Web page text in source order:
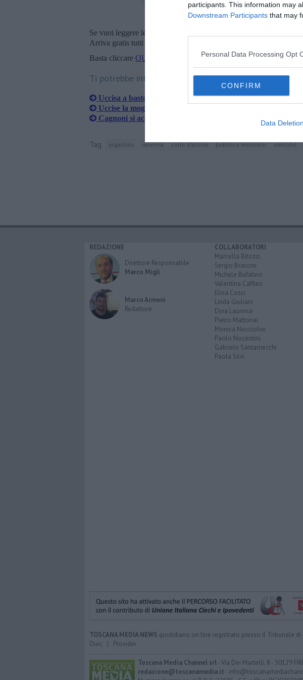
participants. This information may
Downstream Participants that may
Personal Data Processing Opt
CONFIRM
Data Deletion
Se vuoi leggere le notizie principali della Toscana iscriviti alla
Arriva gratis tutti i giorni alle 20:00 direttamente nella tua casella di
Basta cliccare QUI
Ti potrebbe interessare anche:
Uccisa a bastonate, Cagnoni nega tutte le accuse
Uccise la moglie, la pm: "E' stata una mattanza"
Cagnoni si accascia davanti al video della morte
Tag ergastolo ravenna corte d'assise pubblico ministero omicidio
REDAZIONE
Direttore Responsabile
Marco Migli
Marco Armeni
Redattore
COLLABORATORI
Marcella Bitozzi
Sergio Braccini
Michele Bufalino
Valentina Caffieri
Elisa Cosci
Linda Giuliani
Dina Laurenzi
Pietro Mattonai
Monica Nocciolini
Paolo Nocentini
Gabriele Santarnecchi
Paola Silvi
TOSCANA MEDIA NEWS quotidiano on line registrato presso il Tribunale di
Durc | Provider
Toscana Media Channel srl- Via Dei Martelli, 8 - 50129
redazione@toscanamedia.it -